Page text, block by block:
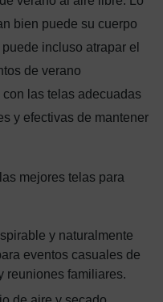
bien puede su cuerpo
incluso atrapar el
de verano
las telas adecuadas
y efectivas de mantener
mejores telas para
y naturalmente
eventos casuales de
reuniones familiares.